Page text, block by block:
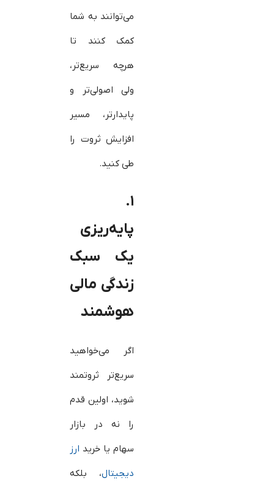
می‌توانند به شما
کمک کنند تا
هرچه سریع‌تر،
ولی اصولی‌تر و
پایدارتر، مسیر
افزایش ثروت را
طی کنید.
۱.
پایه‌ریزی
یک سبک
زندگی مالی
هوشمند
اگر می‌خواهید
سریع‌تر ثروتمند
شوید، اولین قدم
را نه در بازار
سهام یا خرید ارز
دیجیتال، بلکه